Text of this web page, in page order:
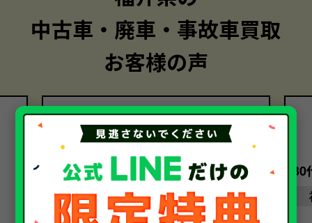
中古車・廃車・事故車買取
お客様の声
30代・女性
福井県